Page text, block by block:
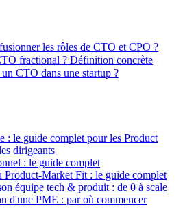
les rôles de CTO et CPO ?
fractional ? Définition concrète
CTO dans une startup ?
: le guide complet pour les Product
dirigeants
: le guide complet
Product-Market Fit : le guide complet
équipe tech & produit : de 0 à scale
d'une PME : par où commencer